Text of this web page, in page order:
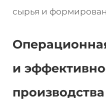
сырья и
и
производства